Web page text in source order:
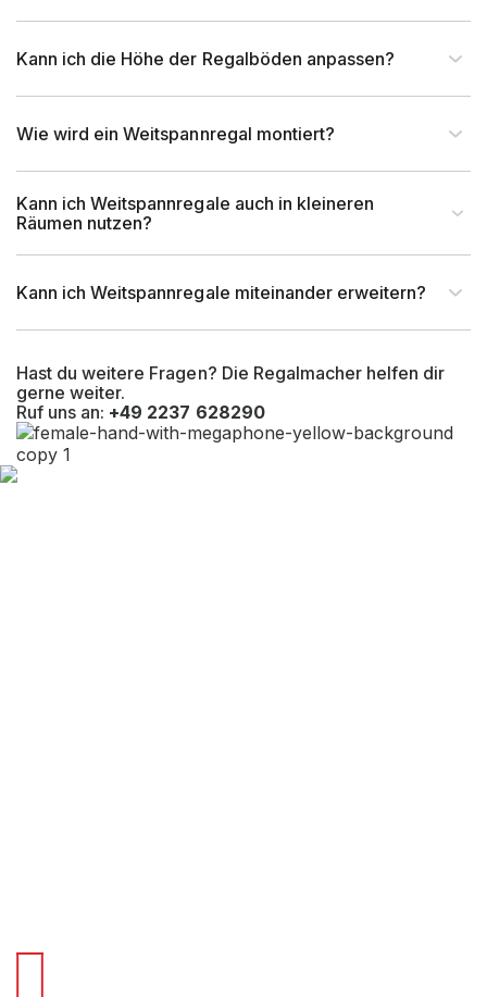
Hast du weitere Fragen? Die Regalmacher helfen dir
gerne weiter.
Ruf uns an: +49 2237 628290
Kann ich die Höhe der Regalböden anpassen?
Wie wird ein Weitspannregal montiert?
Kann ich Weitspannregale auch in kleineren
Räumen nutzen?
Kann ich Weitspannregale miteinander erweitern?